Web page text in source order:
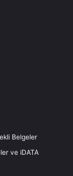
Belgeler
ve iDATA